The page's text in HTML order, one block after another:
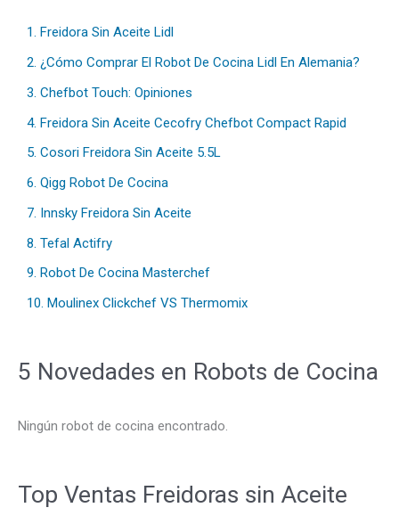
1. Freidora Sin Aceite Lidl
2. ¿Cómo Comprar El Robot De Cocina Lidl En Alemania?
3. Chefbot Touch: Opiniones
4. Freidora Sin Aceite Cecofry Chefbot Compact Rapid
5. Cosori Freidora Sin Aceite 5.5L
6. Qigg Robot De Cocina
7. Innsky Freidora Sin Aceite
8. Tefal Actifry
9. Robot De Cocina Masterchef
10. Moulinex Clickchef VS Thermomix
5 Novedades en Robots de Cocina
Ningún robot de cocina encontrado.
Top Ventas Freidoras sin Aceite